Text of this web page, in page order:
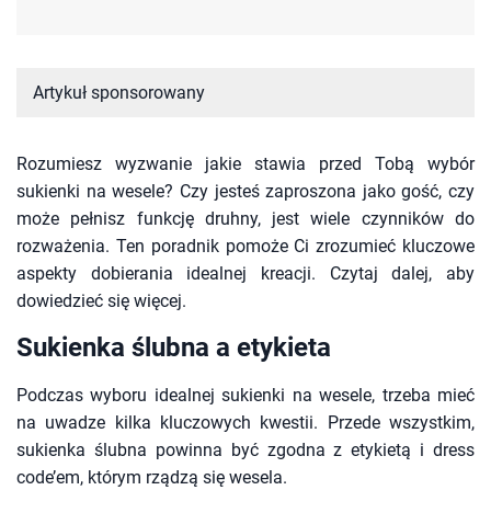
Artykuł sponsorowany
Rozumiesz wyzwanie jakie stawia przed Tobą wybór
sukienki na wesele? Czy jesteś zaproszona jako gość, czy
może pełnisz funkcję druhny, jest wiele czynników do
rozważenia. Ten poradnik pomoże Ci zrozumieć kluczowe
aspekty dobierania idealnej kreacji. Czytaj dalej, aby
dowiedzieć się więcej.
Sukienka ślubna a etykieta
Podczas wyboru idealnej sukienki na wesele, trzeba mieć
na uwadze kilka kluczowych kwestii. Przede wszystkim,
sukienka ślubna powinna być zgodna z etykietą i dress
code’em, którym rządzą się wesela.